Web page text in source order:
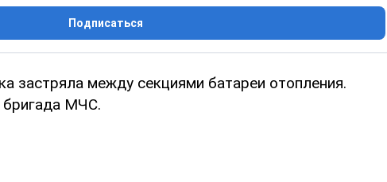
Подписаться
застряла между секциями батареи отопления.
бригада МЧС.